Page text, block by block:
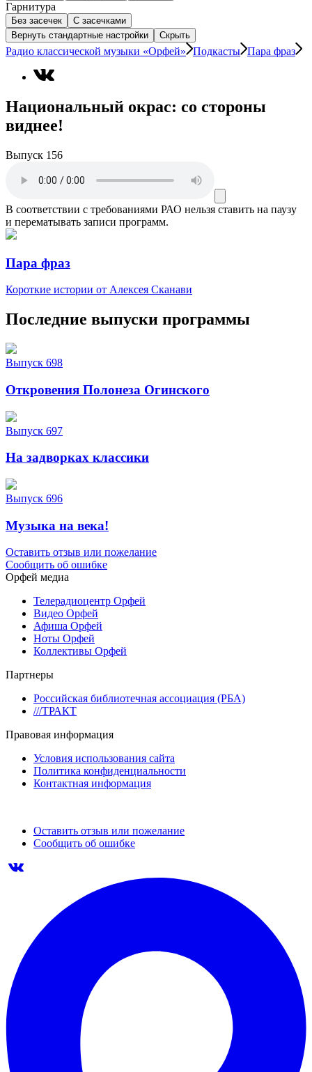
Гарнитура
Без засечек
С засечками
Вернуть стандартные настройки
Скрыть
Радио классической музыки «Орфей» Подкасты Пара фраз
Национальный окрас: со стороны
виднее!
Выпуск 156
В соответствии с требованиями РАО нельзя ставить на паузу
и перематывать записи программ.
Пара фраз
Короткие истории от Алексея Сканави
Последние выпуски программы
Выпуск 698
Откровения Полонеза Огинского
Выпуск 697
На задворках классики
Выпуск 696
Музыка на века!
Оставить отзыв или пожелание
Сообщить об ошибке
Орфей медиа
Телерадиоцентр Орфей
Видео Орфей
Афиша Орфей
Ноты Орфей
Коллективы Орфей
Партнеры
Российская библиотечная ассоциация (РБА)
///ТРАКТ
Правовая информация
Условия использования сайта
Политика конфиденциальности
Контактная информация
Оставить отзыв или пожелание
Сообщить об ошибке